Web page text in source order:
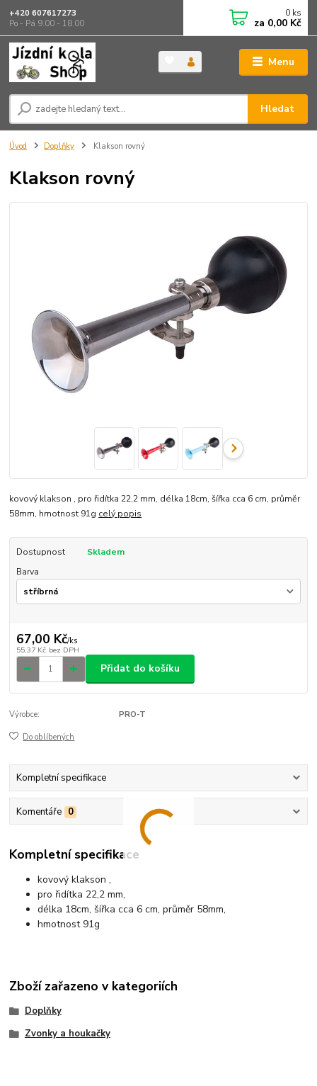
Menu
Hledat
+420 607617273
Po - Pá 9.00 - 18.00
0 ks
za 0,00 Kč
Úvod Doplňky Klakson rovný
Klakson rovný
kovový klakson , pro řidítka 22,2 mm, délka 18cm, šířka cca 6 cm, průměr
58mm, hmotnost 91g celý popis
Dostupnost
Skladem
Barva
67,00 Kč/ks
55,37 Kč bez DPH
Přidat do košíku
Výrobce: PRO-T
Do oblíbených
Kompletní specifikace
Komentáře 0
Kompletní specifikace
kovový klakson ,
pro řidítka 22,2 mm,
délka 18cm, šířka cca 6 cm, průměr 58mm,
hmotnost 91g
Zboží zařazeno v kategoriích
Doplňky
Zvonky a houkačky